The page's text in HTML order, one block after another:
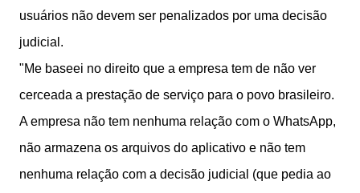
usuários não devem ser penalizados por uma decisão
judicial.
"Me baseei no direito que a empresa tem de não ver
cerceada a prestação de serviço para o povo brasileiro.
A empresa não tem nenhuma relação com o WhatsApp,
não armazena os arquivos do aplicativo e não tem
nenhuma relação com a decisão judicial (que pedia ao